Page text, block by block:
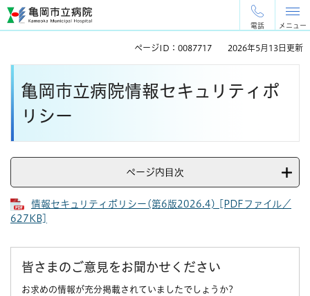
ペ
ー
メ
ニ
電話 メニュー
ページID：0087717 2026年5月13日更新
亀岡市立病院情報セキュリティポ
リシー
ページ内目次
情報セキュリティポリシー(第6版2026.4) [PDFファイル／
627KB]
皆さまのご意見をお聞かせください
お求めの情報が充分掲載されていましたでしょうか?